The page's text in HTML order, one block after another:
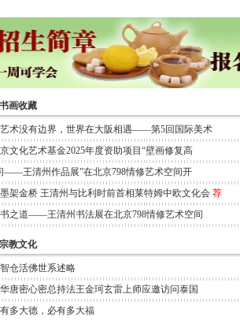
书画收藏
术没有边界，世界在大阪相遇——第5回国际美术
文化艺术基金2025年度资助项目“壁画修复高
——王清州作品展”在北京798情修艺术空间开
架金桥 王清州与比利时前首相莱特姆中欧文化会 荐
之道——王清州书法展在北京798情修艺术空间
宗教文化
仓活佛世系述略
唐密心密总持法王金珂玄雷上师应邀访问泰国
多大德，必有多大福